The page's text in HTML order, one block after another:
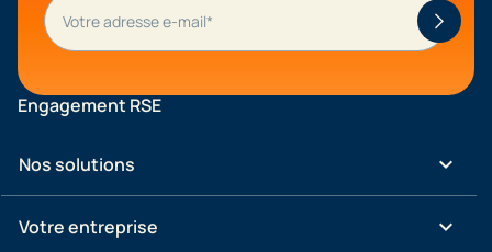
Engagement RSE
Nos solutions keyboard_arrow_down
Votre entreprise keyboard_arrow_down